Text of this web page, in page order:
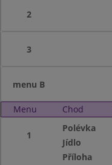
2
3
menu B
Menu Chod
1
Polévka
Jídlo
Příloha